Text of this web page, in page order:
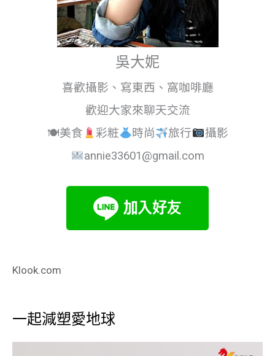
吳大妮
喜歡攝影、寫東西、窩咖啡廳
歡迎大家來聊天交流
🍽美食
彩粧 時尚 旅行
攝影
annie33601@gmail.com
Klook.com
一起減塑愛地球